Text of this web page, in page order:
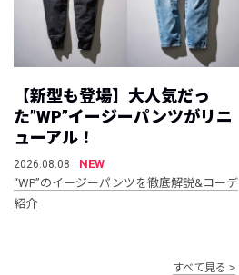
【新型も登場】大人気だっ
た”WP”イージーパンツがリニ
ューアル！
2026.08.08
NEW
“WP”のイージーパンツを徹底解説&コーデ
紹介
すべて見る